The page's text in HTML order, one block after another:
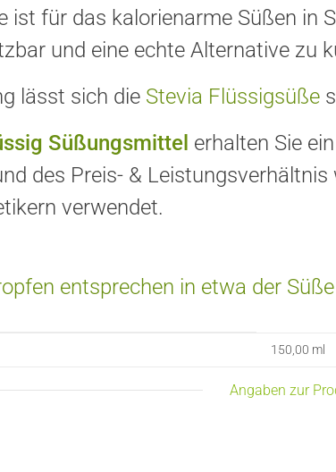
ist für das kalorienarme Süßen in
und eine echte Alternative zu
lässt sich die Stevia Flüssigsüße
Süßungsmittel erhalten Sie
des Preis- &
verwendet.
entsprechen in etwa der
150,00 ml
Angaben zur